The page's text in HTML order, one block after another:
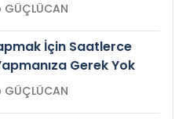
Zeynep GÜÇLÜCAN
İçin Saatlerce
Gerek Yok
Zeynep GÜÇLÜCAN